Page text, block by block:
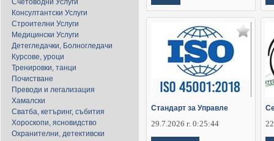
Счетоводни Услуги
Консултантски Услуги
Строителни Услуги
Медицински Услуги
Детегледачки, Болногледачи
Курсове, уроци
Тренировки, танци
Почистване
Преводи и легализация
Хамалски
Сватба, кетъринг, събития
Хороскопи, ясновидство
Охранителни, детективски
Стандарт за Управле
29.7.2026 г. 0:25:44